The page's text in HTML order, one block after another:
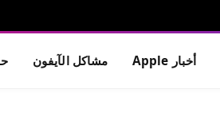
أخبار Apple مشاكل الآيفون